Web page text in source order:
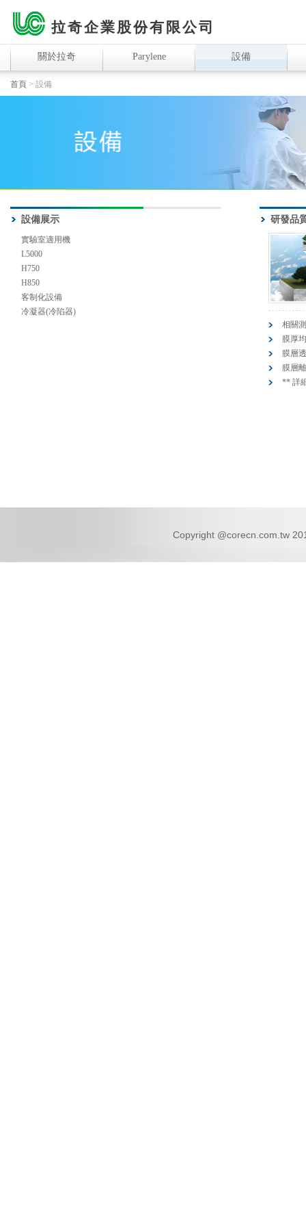
拉奇企業股份有限公司
關於拉奇 Parylene 設備
首頁 > 設備
設備展示
實驗室適用機
L5000
H750
H850
客制化設備
冷凝器(冷陷器)
研發品
相關
膜厚
膜層
膜層
** 詳
Copyright @corecn.com.tw